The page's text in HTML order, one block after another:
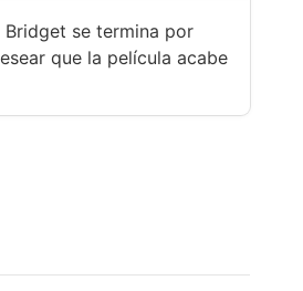
se termina por
que la película acabe